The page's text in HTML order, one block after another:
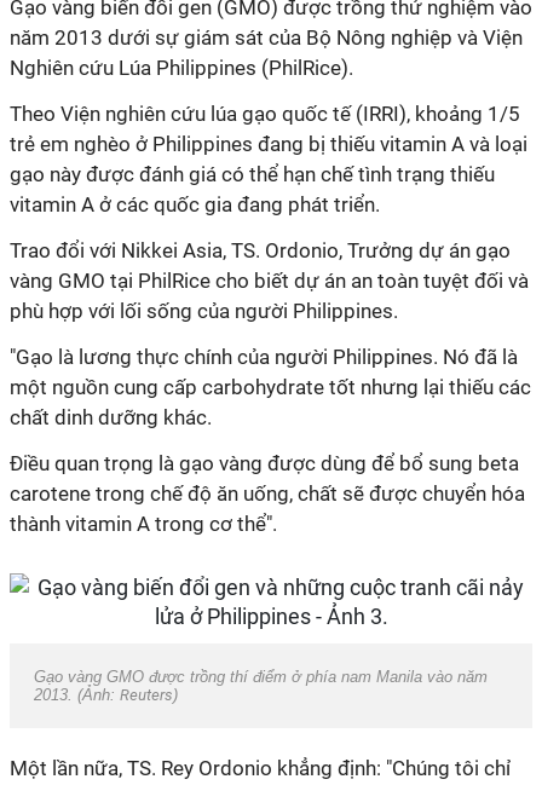
Gạo vàng biến đổi gen (GMO) được trồng thử nghiệm vào
năm 2013 dưới sự giám sát của Bộ Nông nghiệp và Viện
Nghiên cứu Lúa Philippines (PhilRice).
Theo Viện nghiên cứu lúa gạo quốc tế (IRRI), khoảng 1/5
trẻ em nghèo ở Philippines đang bị thiếu vitamin A và loại
gạo này được đánh giá có thể hạn chế tình trạng thiếu
vitamin A ở các quốc gia đang phát triển.
Trao đổi với Nikkei Asia, TS. Ordonio, Trưởng dự án gạo
vàng GMO tại PhilRice cho biết dự án an toàn tuyệt đối và
phù hợp với lối sống của người Philippines.
"Gạo là lương thực chính của người Philippines. Nó đã là
một nguồn cung cấp carbohydrate tốt nhưng lại thiếu các
chất dinh dưỡng khác.
Điều quan trọng là gạo vàng được dùng để bổ sung beta
carotene trong chế độ ăn uống, chất sẽ được chuyển hóa
thành vitamin A trong cơ thể".
Gạo vàng GMO được trồng thí điểm ở phía nam Manila vào năm
2013. (Ảnh: Reuters)
Một lần nữa, TS. Rey Ordonio khẳng định: "Chúng tôi chỉ